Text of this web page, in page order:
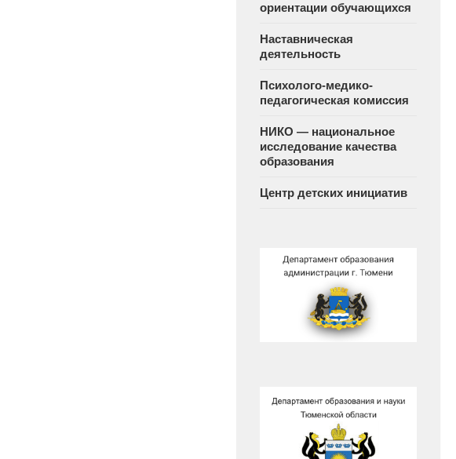
ориентации обучающихся
Наставническая
деятельность
Психолого-медико-
педагогическая комиссия
НИКО — национальное
исследование качества
образования
Центр детских инициатив